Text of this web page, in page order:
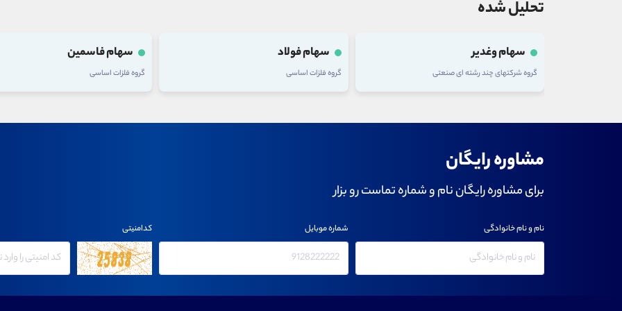
تحلیل شده
سهام وغدیر
گروه شرکتهای چند رشته ای صنعتی
سهام فولاد
گروه فلزات اساسی
سهام فاسمین
گروه فلزات اساسی
مشاوره رایگان
برای مشاوره رایگان نام و شماره تماست رو بزار
نام و نام خانوادگی شماره موبایل کدامنیتی